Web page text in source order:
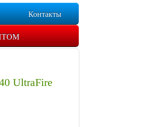
Контакты
UltraFire